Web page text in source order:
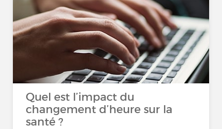
Quel est l’impact du
changement d’heure sur la
santé ?